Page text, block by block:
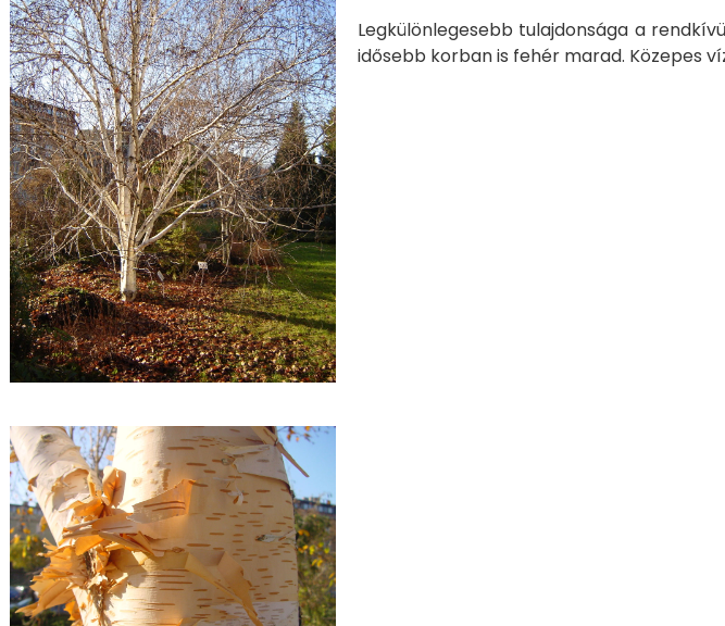
Legkülönlegesebb tulajdonsága a
idősebb korban is fehér marad. Közepes